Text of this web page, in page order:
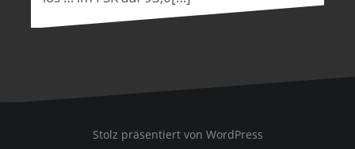
Stolz präsentiert von WordPress